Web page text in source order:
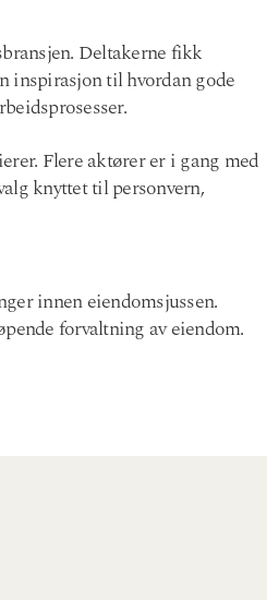
Deltakerne fikk
inspirasjon til hvordan gode
Flere aktører er i gang med
knyttet til personvern,
innen eiendomsjussen.
forvaltning av eiendom.